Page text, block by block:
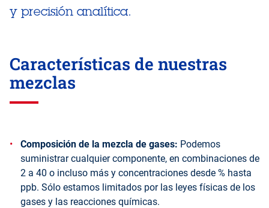
y precisión analítica.
Características de nuestras
mezclas
Composición de la mezcla de gases: Podemos
suministrar cualquier componente, en combinaciones de
2 a 40 o incluso más y concentraciones desde % hasta
ppb. Sólo estamos limitados por las leyes físicas de los
gases y las reacciones químicas.